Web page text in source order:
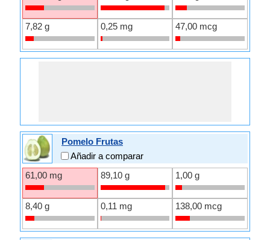
7,82 g 0,25 mg 47,00 mcg
Pomelo Frutas
Añadir a comparar
61,00 mg
89,10 g 1,00 g
8,40 g 0,11 mg 138,00 mcg